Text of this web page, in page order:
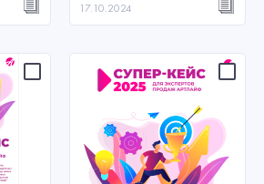
17.10.2024